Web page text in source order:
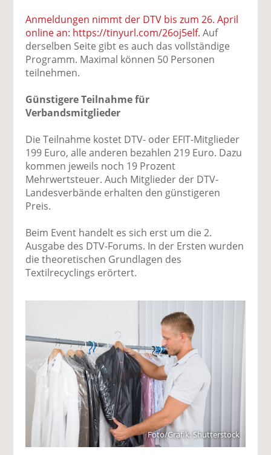
Anmeldungen nimmt der DTV bis zum 26. April
online an: https://tinyurl.com/26oj5elf. Auf
derselben Seite gibt es auch das vollständige
Programm. Maximal können 50 Personen
teilnehmen.
Günstigere Teilnahme für
Verbandsmitglieder
Die Teilnahme kostet DTV- oder EFIT-Mitglieder
199 Euro, alle anderen bezahlen 219 Euro. Dazu
kommen jeweils noch 19 Prozent
Mehrwertsteuer. Auch Mitglieder der DTV-
Landesverbände erhalten den günstigeren
Preis.
Beim Event handelt es sich erst um die 2.
Ausgabe des DTV-Forums. In der Ersten wurden
die theoretischen Grundlagen des
Textilrecyclings erörtert.
Foto/Grafik: Shutterstock